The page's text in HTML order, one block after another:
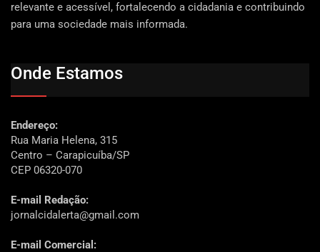
relevante e acessível, fortalecendo a cidadania e contribuindo
para uma sociedade mais informada.
Onde Estamos
Endereço:
Rua Maria Helena, 315
Centro – Carapicuíba/SP
CEP 06320-070
E-mail Redação:
jornalcidalerta@gmail.com
E-mail Comercial: